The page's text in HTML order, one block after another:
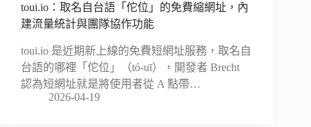
toui.io：取名自台語「佗位」的免費縮網址，內
建流量統計與團隊協作功能
toui.io 是近期新上線的免費短網址服務，取名自
台語的哪裡「佗位」（tó-uī），開發者 Brecht
認為短網址就是將使用者從 A 點帶…
2026-04-19